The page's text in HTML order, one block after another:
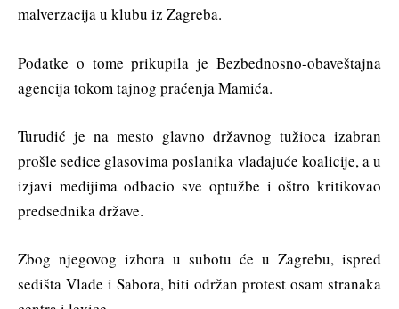
malverzacija u klubu iz Zagreba.
Podatke o tome prikupila je Bezbednosno-obaveštajna
agencija tokom tajnog praćenja Mamića.
Turudić je na mesto glavno državnog tužioca izabran
prošle sedice glasovima poslanika vladajuće koalicije, a u
izjavi medijima odbacio sve optužbe i oštro kritikovao
predsednika države.
Zbog njegovog izbora u subotu će u Zagrebu, ispred
sedišta Vlade i Sabora, biti održan protest osam stranaka